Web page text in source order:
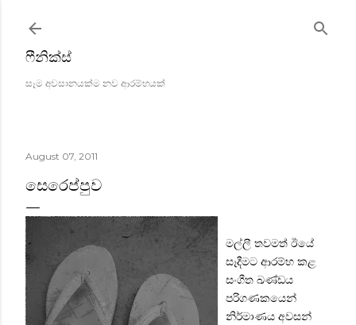
ෆීනික්ස්
සෑම අවසානයක්ම නව ආරම්භයක්
August 07, 2011
සෙරෙප්පුව
මල්ලී තවමත් ඊයේ
සෑදීමට ආරම්භ කළ
සංගීත ඛණ්ඩය
පරිගණකයෙන්
නිර්මාණය අවසන්